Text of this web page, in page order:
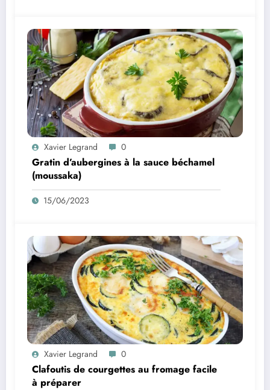
Xavier Legrand 0
Gratin d’aubergines à la sauce béchamel
(moussaka)
15/06/2023
Xavier Legrand 0
Clafoutis de courgettes au fromage facile
à préparer